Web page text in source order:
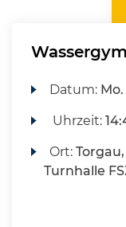
Datum: Mo.
Uhrzeit:
Ort:
Turnhalle